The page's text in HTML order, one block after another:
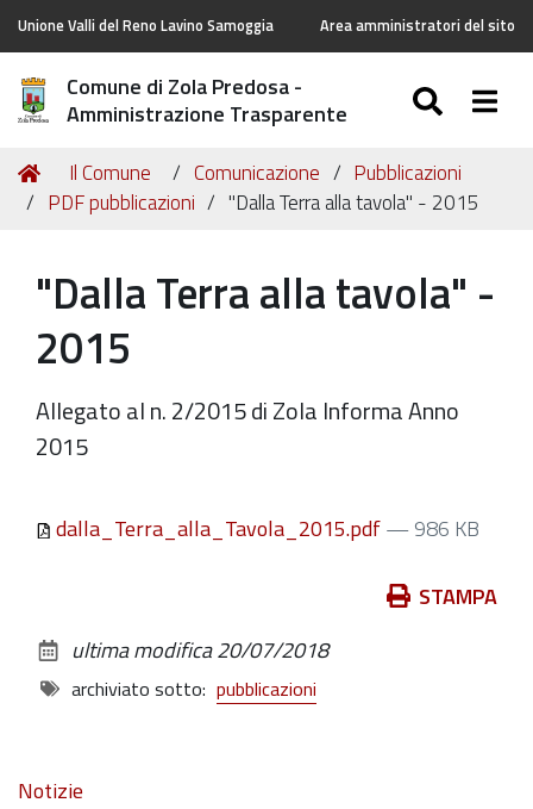
Unione Valli del Reno Lavino Samoggia Area amministratori del sito
Comune di Zola Predosa -
Amministrazione Trasparente
Tu
sei
Home
Il Comune Comunicazione
Pubblicazioni
PDF pubblicazioni
"Dalla Terra alla tavola" - 2015
"Dalla Terra alla tavola" -
2015
Allegato al n. 2/2015 di Zola Informa Anno
2015
dalla_Terra_alla_Tavola_2015.pdf— 986 KB
documento
STAMPA
ultima modifica20/07/2018
archiviato sotto: pubblicazioni
Navigazione
Notizie